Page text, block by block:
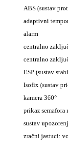
ABS (sustav
adaptivni
alarm
centralno
centralno
ESP (sustav
Isofix (sustav
kamera 360°
prikaz semafora
sustav
zračni jastuci: